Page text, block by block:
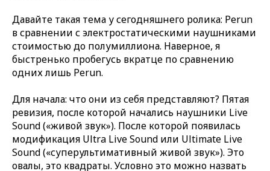
Давайте такая тема у сегодняшнего ролика: Perun
в сравнении с электростатическими наушниками
стоимостью до полумиллиона. Наверное, я
быстренько пробегусь вкратце по сравнению
одних лишь Perun.
Для начала: что они из себя представляют? Пятая
ревизия, после которой начались наушники Live
Sound («живой звук»). После которой появилась
модификация Ultra Live Sound или Ultimate Live
Sound («суперультимативный живой звук»). Это
овалы, это квадраты. Условно это можно назвать